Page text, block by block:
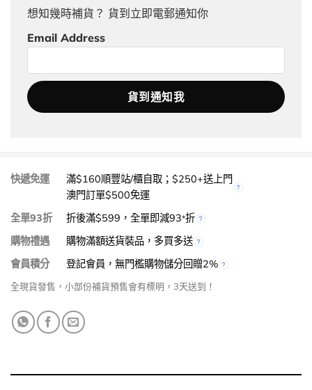
想知幾時補貨？ 貨到立即電郵通知你
Email Address
快遞免運
滿$160順豐站/櫃自取；$250+送上門
澳門訂單$500免運
全單93折
折後滿$599，全單即減93*折
購物禮遇
購物滿額送貨裝品，多買多送
會員積分
登記會員，無門檻購物儲分回贈2%
全現貨發售，小部份補貨預售會有標明，3天送到！